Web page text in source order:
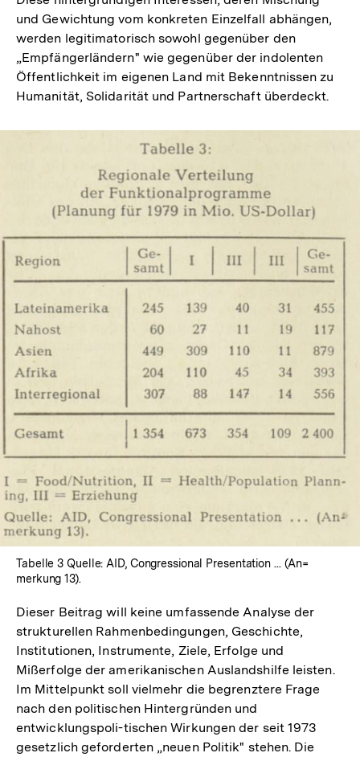
der
und Gewichtung vom konkreten Einzelfall abhängen,
werden legitimatorisch sowohl gegenüber den
„Empfängerländern" wie gegenüber der indolenten
Öffentlichkeit im eigenen Land mit Bekenntnissen zu
Humanität, Solidarität und Partnerschaft überdeckt.
In
Lightbox
öffnen
Tabelle 3 Quelle: AID, Congressional Presentation ... (An=
merkung 13).
Dieser Beitrag will keine umfassende Analyse der
strukturellen Rahmenbedingungen, Geschichte,
Institutionen, Instrumente, Ziele, Erfolge und
Mißerfolge der amerikanischen Auslandshilfe leisten.
Im Mittelpunkt soll vielmehr die begrenztere Frage
nach den politischen Hintergründen und
entwicklungspoli-tischen Wirkungen der seit 1973
gesetzlich geforderten „neuen Politik" stehen. Die